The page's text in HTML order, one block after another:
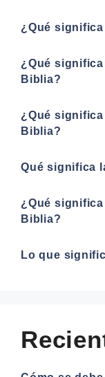
¿Qué
¿Qué
Biblia?
¿Qué
Biblia?
Qué significa
¿Qué
Biblia?
Lo que